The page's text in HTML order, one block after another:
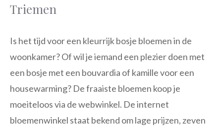
Triemen
Is het tijd voor een kleurrijk bosje bloemen in de
woonkamer? Of wil je iemand een plezier doen met
een bosje met een bouvardia of kamille voor een
housewarming? De fraaiste bloemen koop je
moeiteloos via de webwinkel. De internet
bloemenwinkel staat bekend om lage prijzen, zeven